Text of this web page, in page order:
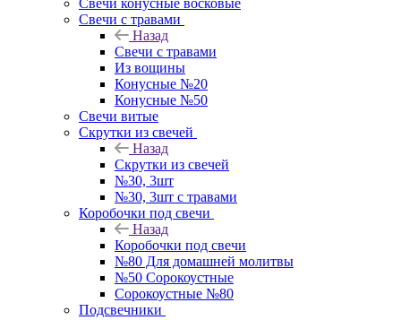
Свечи конусные восковые
Свечи с травами
Назад
Свечи с травами
Из вощины
Конусные №20
Конусные №50
Свечи витые
Скрутки из свечей
Назад
Скрутки из свечей
№30, 3шт
№30, 3шт с травами
Коробочки под свечи
Назад
Коробочки под свечи
№80 Для домашней молитвы
№50 Сорокоустные
Сорокоустные №80
Подсвечники